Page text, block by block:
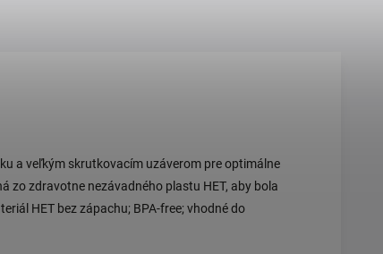
a veľkým skrutkovacím uzáverom pre optimálne
zo zdravotne nezávadného plastu HET, aby bola
HET bez zápachu; BPA-free; vhodné do